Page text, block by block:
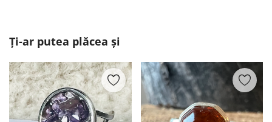
Ți-ar putea plăcea și